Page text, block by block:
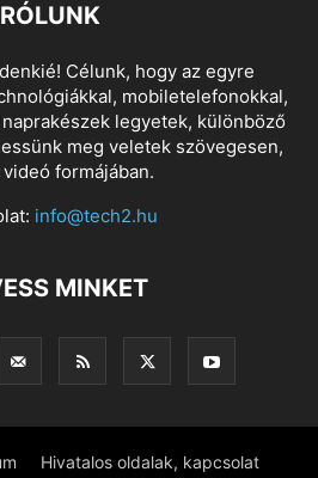
RÓLUNK
Célunk, hogy az egyre
mobiletelefonokkal,
legyetek, különböző
meg veletek szövegesen,
formájában.
info@tech2.hu
MINKET
Hivatalos oldalak, kapcsolat